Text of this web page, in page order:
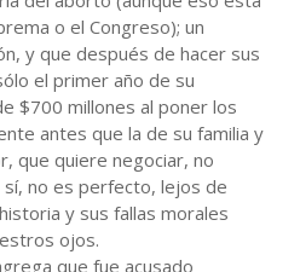
o el Congreso); un
y que después de hacer sus
el primer año de su
$700 millones al poner los
antes que la de su familia y
que quiere negociar, no
no es perfecto, lejos de
y sus fallas morales
ojos.
que fue acusado